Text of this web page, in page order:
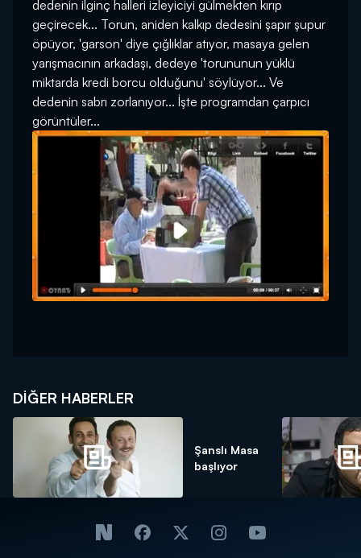
dedenin ilginç halleri izleyiciyi gülmekten kırıp
geçirecek... Torun, aniden kalkıp dedesini şapır şupur
öpüyor, 'garson' diye çığlıklar atıyor, masaya gelen
yarışmacının arkadaşı, dedeye 'torununun yüklü
miktarda kredi borcu olduğunu' söylüyor... Ve
dedenin sabrı zorlanıyor... İşte programdan çarpıcı
görüntüler...
DIĞER HABERLER
Şanslı Masa
başlıyor